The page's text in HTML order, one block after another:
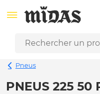
Pneus
PNEUS 225 50